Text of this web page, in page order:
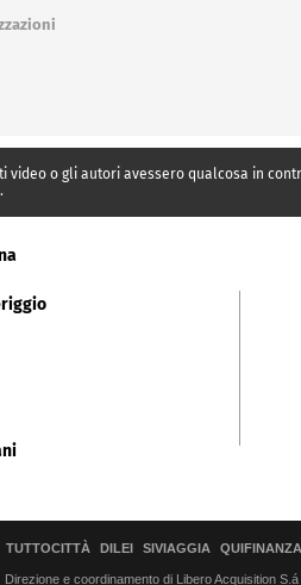
o gli autori avessero qualcosa in
TUTTOCITTÀ DILEI SIVIAGGIA QUIFINANZA
Direzione e coordinamento di Libero Acquisition S.á